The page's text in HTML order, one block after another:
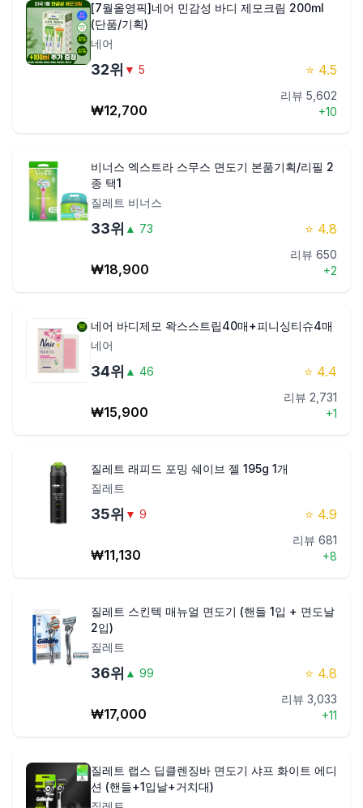
[7월올영픽]네어 민감성 바디 제모크림 200ml
(단품/기획)
네어
32위 ▼ 5 ⭐ 4.5
₩12,700
리뷰 5,602
+10
비너스 엑스트라 스무스 면도기 본품기획/리필 2
종 택1
질레트 비너스
33위 ▲ 73 ⭐ 4.8
₩18,900
리뷰 650
+2
네어 바디제모 왁스스트립40매+피니싱티슈4매
네어
34위 ▲ 46 ⭐ 4.4
₩15,900
리뷰 2,731
+1
질레트 래피드 포밍 쉐이브 젤 195g 1개
질레트
35위 ▼ 9 ⭐ 4.9
₩11,130
리뷰 681
+8
질레트 스킨텍 매뉴얼 면도기 (핸들 1입 + 면도날
2입)
질레트
36위 ▲ 99 ⭐ 4.8
₩17,000
리뷰 3,033
+11
질레트 랩스 딥클렌징바 면도기 샤프 화이트 에디
션 (핸들+1입날+거치대)